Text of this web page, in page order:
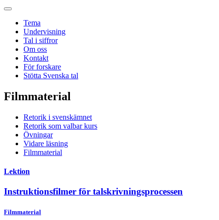
Tema
Undervisning
Tal i siffror
Om oss
Kontakt
För forskare
Stötta Svenska tal
Filmmaterial
Retorik i svenskämnet
Retorik som valbar kurs
Övningar
Vidare läsning
Filmmaterial
Lektion
Instruktionsfilmer för talskrivningsprocessen
Filmmaterial